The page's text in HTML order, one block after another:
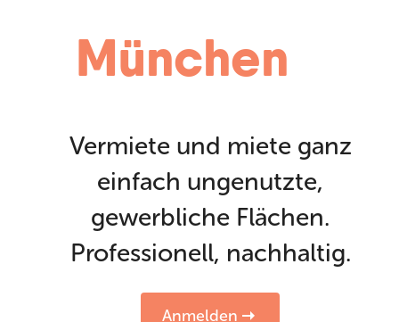
|
Vermiete und miete ganz
einfach ungenutzte,
gewerbliche Flächen.
Professionell, nachhaltig.
Anmelden